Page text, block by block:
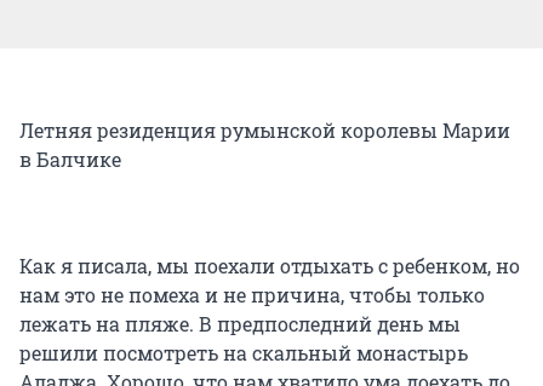
Летняя резиденция румынской королевы Марии
в Балчике
Как я писала, мы поехали отдыхать с ребенком, но
нам это не помеха и не причина, чтобы только
лежать на пляже. В предпоследний день мы
решили посмотреть на скальный монастырь